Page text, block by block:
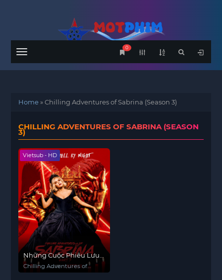
Menu
0
Home»Chilling Adventures of Sabrina (Season 3)
CHILLING ADVENTURES OF SABRINA (SEASON
3)
Vietsub - HD
Những Cuộc Phiêu Lưu
Rùng Rợn Của Sabrina
(Phần 3)
Chilling Adventures of